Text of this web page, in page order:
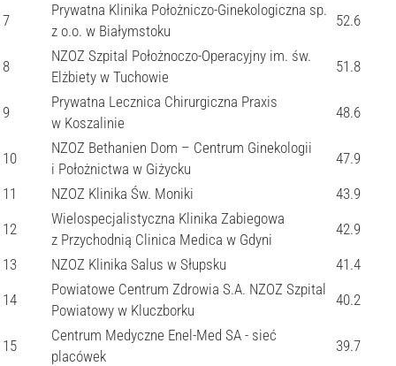
7
Prywatna Klinika Położniczo-Ginekologiczna sp.
z o.o. w Białymstoku
52.6
8
NZOZ Szpital Położnoczo-Operacyjny im. św.
Elżbiety w Tuchowie
51.8
9
Prywatna Lecznica Chirurgiczna Praxis
w Koszalinie
48.6
10
NZOZ Bethanien Dom – Centrum Ginekologii
i Położnictwa w Giżycku
47.9
11
NZOZ Klinika Św. Moniki
43.9
12
Wielospecjalistyczna Klinika Zabiegowa
z Przychodnią Clinica Medica w Gdyni
42.9
13
NZOZ Klinika Salus w Słupsku
41.4
14
Powiatowe Centrum Zdrowia S.A. NZOZ Szpital
Powiatowy w Kluczborku
40.2
15
Centrum Medyczne Enel-Med SA - sieć
placówek
39.7